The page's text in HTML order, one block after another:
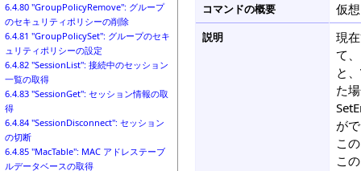
6.4.80 "GroupPolicyRemove": グループ
のセキュリティポリシーの削除
6.4.81 "GroupPolicySet": グループのセキ
ュリティポリシーの設定
6.4.82 "SessionList": 接続中のセッション
一覧の取得
6.4.83 "SessionGet": セッション情報の取
得
6.4.84 "SessionDisconnect": セッション
の切断
6.4.85 "MacTable": MAC アドレステーブ
ルデータベースの取得
コマンドの概要 仮
説明
現
て
と
た
が
こ
こ